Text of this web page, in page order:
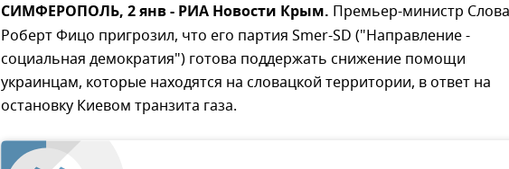
СИМФЕРОПОЛЬ, 2 янв - РИА Новости Крым. Премьер-министр
Роберт Фицо пригрозил, что его партия Smer-SD ("Направление -
социальная демократия") готова поддержать снижение помощи
украинцам, которые находятся на словацкой территории, в ответ на
остановку Киевом транзита газа.